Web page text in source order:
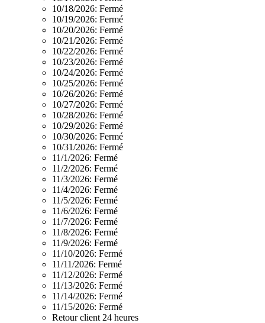
10/18/2026: Fermé
10/19/2026: Fermé
10/20/2026: Fermé
10/21/2026: Fermé
10/22/2026: Fermé
10/23/2026: Fermé
10/24/2026: Fermé
10/25/2026: Fermé
10/26/2026: Fermé
10/27/2026: Fermé
10/28/2026: Fermé
10/29/2026: Fermé
10/30/2026: Fermé
10/31/2026: Fermé
11/1/2026: Fermé
11/2/2026: Fermé
11/3/2026: Fermé
11/4/2026: Fermé
11/5/2026: Fermé
11/6/2026: Fermé
11/7/2026: Fermé
11/8/2026: Fermé
11/9/2026: Fermé
11/10/2026: Fermé
11/11/2026: Fermé
11/12/2026: Fermé
11/13/2026: Fermé
11/14/2026: Fermé
11/15/2026: Fermé
Retour client 24 heures